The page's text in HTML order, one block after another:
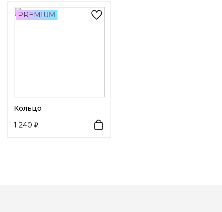
любому стилю одежды. Размер украшения можно
изменять. Изделие выполнено из высококачественных
PREMIUM
Кольцо
1 240